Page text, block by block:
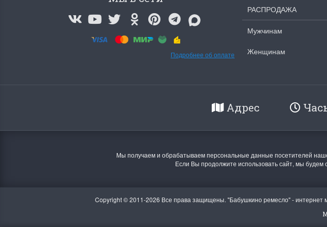
Хороший набор
Отличный набор, канва, нитки и схема, всё
Polar Bear and Cubs
(Белый медведь с
медвежатами)
Красивый набор
Очень красивый и раритетный сюжет,
Подробнее об оплате
РАСПРОДАЖА
Мужчинам
Женщинам
Адрес
Мы получаем и обрабатываем персональные данные посетителей
Если Вы продолжите использовать сайт, мы будем
Copyright © 2011-2026 Все права защищены. "Бабушкино ремесло" - интернет